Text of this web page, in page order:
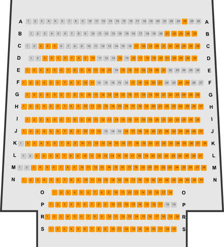
1 2 3 4 5 6 7 8 9 10 11 12 13 14 15 16 17 18 19 20 21 22 23 24 25 26
1 2 3 4 5 6 7 8 9 10 11 12 13 14 15 16 17 18 19 20 21 22 23 24 25 26
1 2 3 4 5 6 7 8 9 10 11 12 13 14 15 16 17 18 19 20 21 22 23 24 25 26
1 2 3 4 5 6 7 8 9 10 11 12 13 14 15 16 17 18 19 20 21 22 23 24 25 26
1 2 3 4 5 6 7 8 9 10 11 12 13 14 15 16 17 18 19 20 21 22 23 24 25 26 27
1 2 3 4 5 6 7 8 9 10 11 12 13 14 15 16 17 18 19 20 21 22 23 24 25 26 27
1 2 3 4 5 6 7 8 9 10 11 12 13 14 15 16 17 18 19 20 21 22 23 24 25 26 27
1 2 3 4 5 6 7 8 9 10 11 12 13 14 15 16 17 18 19 20 21 22 23 24 25 26 27
1 2 3 4 5 6 7 8 9 10 11 12 13 14 15 16 17 18
1 2 3 4 5 6 7 8 9 10 11 12 13 14 15 16 17 18
1 2 3 4 5 6 7 8 9 10 11 12 13 14 15 16 17 18 19
1 2 3 4 5 6 7 8 9 10 11 12 13 14 15 16 17 18 19
1 2 3 4 5 6 7 8 9 10 11 12 13 14 15 16 17 18 19 20
19 20 21 22 23 24 25 26 27
1 2 3 4 5 6 7 8 9 10 11 12 13 14 15 16 17 18 19 20 21 22 23 24 25 26 27 28
1 2 3 4 5 6 7 8 9 10 11 12 13 14 15 16 17 18 19 20 21 22 23 24 25 26 27 28
1 2 3 4 5 6 7 8 9 10 11 12 13 14 15 16 17 18 19 20 21 22 23 24 25 26
1 2 3 4 5 6 7 8 9 10 11 12 13 14 15 16 17 18 19 20 21 22 23 24 25
1 2 3 4 5 6 7 8 9 10 11 12 13 14 15 16 17 18 19 20 21 22 23 24 25